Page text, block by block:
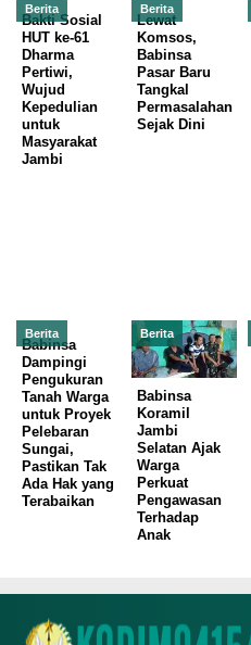
Berita
Bakti Sosial
HUT ke-61
Dharma
Pertiwi,
Wujud
Kepedulian
untuk
Masyarakat
Jambi
Berita
Lewat
Komsos,
Babinsa
Pasar Baru
Tangkal
Permasalahan
Sejak Dini
Berita
Babinsa
Dampingi
Pengukuran
Tanah Warga
untuk Proyek
Pelebaran
Sungai,
Pastikan Tak
Ada Hak yang
Terabaikan
Berita
Babinsa
Koramil
Jambi
Selatan Ajak
Warga
Perkuat
Pengawasan
Terhadap
Anak